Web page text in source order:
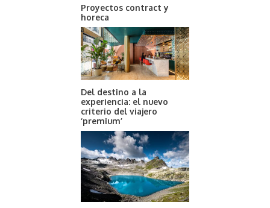
Proyectos contract y
horeca
Del destino a la
experiencia: el nuevo
criterio del viajero
‘premium’